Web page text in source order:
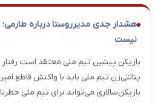
هشدار جدی مدیرروستا درباره
نیست
بازیکن پیشین تیم ملی معتقد است رفتار
پنالتی‌زن تیم ملی باید با واکنش قاطع
بازیکن‌سالاری می‌تواند برای تیم ملی